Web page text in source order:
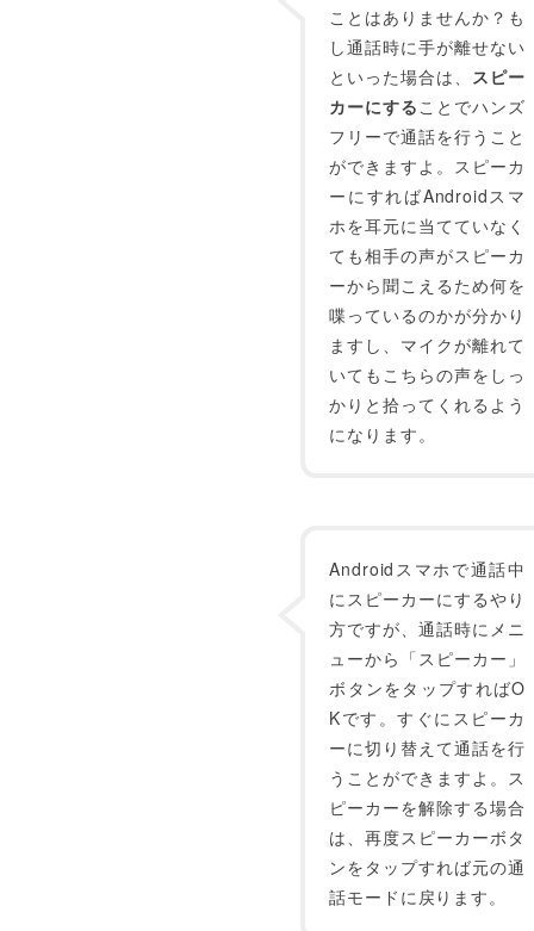
ことはありませんか？も
し通話時に手が離せない
といった場合は、 スピー
カーにすることでハンズ
フリーで通話を行うこと
ができますよ。スピーカ
ーにすればAndroidスマ
ホを耳元に当てていなく
ても相手の声がスピーカ
ーから聞こえるため何を
喋っているのかが分かり
ますし、マイクが離れて
いてもこちらの声をしっ
かりと拾ってくれるよう
になります。
Androidスマホで通話中
にスピーカーにするやり
方ですが、通話時にメニ
ューから「スピーカー」
ボタンをタップすればO
Kです。すぐにスピーカ
ーに切り替えて通話を行
うことができますよ。ス
ピーカーを解除する場合
は、再度スピーカーボタ
ンをタップすれば元の通
話モードに戻ります。